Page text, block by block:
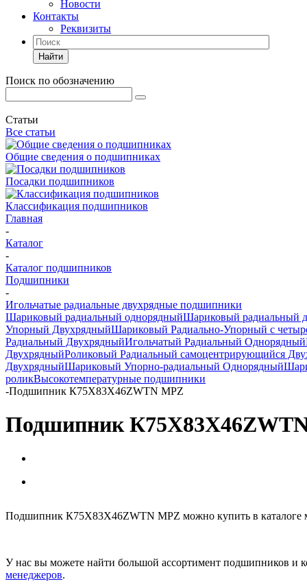
Новости
Контакты
Реквизиты
Найти
Поиск по обозначению
Статьи
Все статьи
Общие сведения о подшипниках
Посадки подшипников
Классификация подшипников
Главная
-
Каталог
-
Каталог подшипников
Подшипники
-
Игольчатые радиальные двухрядные подшипники
Шариковый радиальный однорядныйШариковый радиальный
Упорный ДвухрядныйШариковый Радиально-Упорный с
Радиальный ДвухрядныйИгольчатый Радиальный Однорядный
ДвухрядныйРоликовый Радиальный самоцентрирующийся
ДвухрядныйШариковый Упорно-радиальный Однорядный
роликВысокотемпературные подшипники
-Подшипник К75X83X46ZWTN MPZ
Подшипник
Подшипник К75X83X46ZWTN MPZ можно купить в каталоге
У нас вы можете найти большой ассортимент подшипников и
менеджеров.